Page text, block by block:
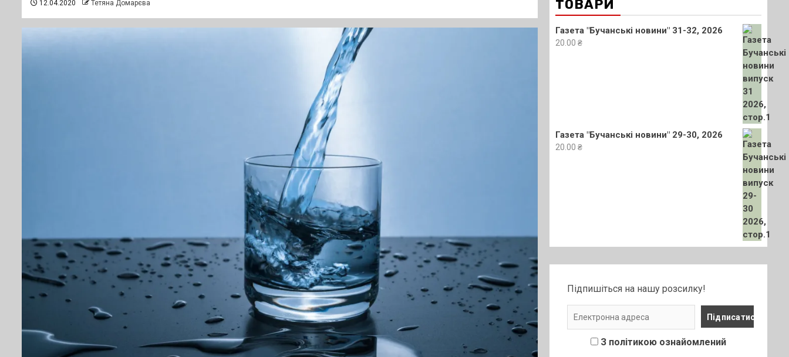
12.04.2020 Тетяна Домарєва ТОВАРИ
Газета "Бучанські новини" 31-32, 2026
20.00 ₴
Газета "Бучанські новини" 29-30, 2026
20.00 ₴
Підпишіться на нашу розсилку!
З політикою ознайомлений